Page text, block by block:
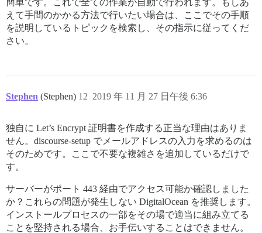
えて手間のかかる方法で行いたい場合は、ここでその手順
を説明しているトピックを検索し、その指示に従ってくだ
さい。
Stephen (Stephen) 2019 年 11 月 27 日午後 6:36
12
独自に Let’s Encrypt 証明書を作成する正当な理由はありま
せん。discourse-setup でメールアドレスの入力を求めるのは
そのためです。ここで不要な複雑さを追加しているだけで
す。
サーバーがポート 443 経由でアクセス可能か確認しました
か？これらの問題が発生しない DigitalOcean を推奨します。
インストールプロセスの一部をその場で適当に組み立てる
ことを堅持される場合、お手伝いすることはできません。